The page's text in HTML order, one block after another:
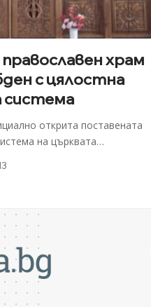
храм
с цялостна
открита поставената
на църквата…